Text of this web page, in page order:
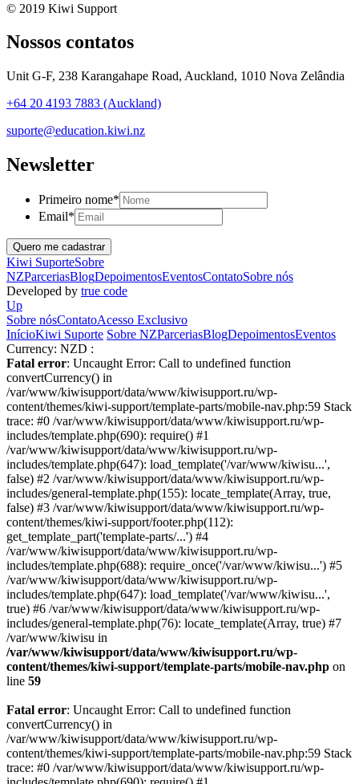
© 2019 Kiwi Support
Nossos contatos
Unit G-F, 238 Karangahape Road, Auckland, 1010 Nova Zelândia
+64 20 4193 7883 (Auckland)
suporte@education.kiwi.nz
Newsletter
Primeiro nome*
Email*
Kiwi SuporteSobre
NZParceriasBlogDepoimentosEventosContatoSobre nós
Developed by true code
Up
Sobre nósContatoAcesso Exclusivo
InícioKiwi Suporte Sobre NZParceriasBlogDepoimentosEventos
Currency: NZD :
Fatal error: Uncaught Error: Call to undefined function
convertCurrency() in
/var/www/kiwisupport/data/www/kiwisupport.ru/wp-
content/themes/kiwi-support/template-parts/mobile-nav.php:59 Stack
trace: #0 /var/www/kiwisupport/data/www/kiwisupport.ru/wp-
includes/template.php(690): require() #1
/var/www/kiwisupport/data/www/kiwisupport.ru/wp-
includes/template.php(647): load_template('/var/www/kiwisu...',
false) #2 /var/www/kiwisupport/data/www/kiwisupport.ru/wp-
includes/general-template.php(155): locate_template(Array, true,
false) #3 /var/www/kiwisupport/data/www/kiwisupport.ru/wp-
content/themes/kiwi-support/footer.php(112):
get_template_part('template-parts/...') #4
/var/www/kiwisupport/data/www/kiwisupport.ru/wp-
includes/template.php(688): require_once('/var/www/kiwisu...') #5
/var/www/kiwisupport/data/www/kiwisupport.ru/wp-
includes/template.php(647): load_template('/var/www/kiwisu...',
true) #6 /var/www/kiwisupport/data/www/kiwisupport.ru/wp-
includes/general-template.php(76): locate_template(Array, true) #7
/var/www/kiwisu in
/var/www/kiwisupport/data/www/kiwisupport.ru/wp-
content/themes/kiwi-support/template-parts/mobile-nav.php on
line 59
Fatal error: Uncaught Error: Call to undefined function
convertCurrency() in
/var/www/kiwisupport/data/www/kiwisupport.ru/wp-
content/themes/kiwi-support/template-parts/mobile-nav.php:59 Stack
trace: #0 /var/www/kiwisupport/data/www/kiwisupport.ru/wp-